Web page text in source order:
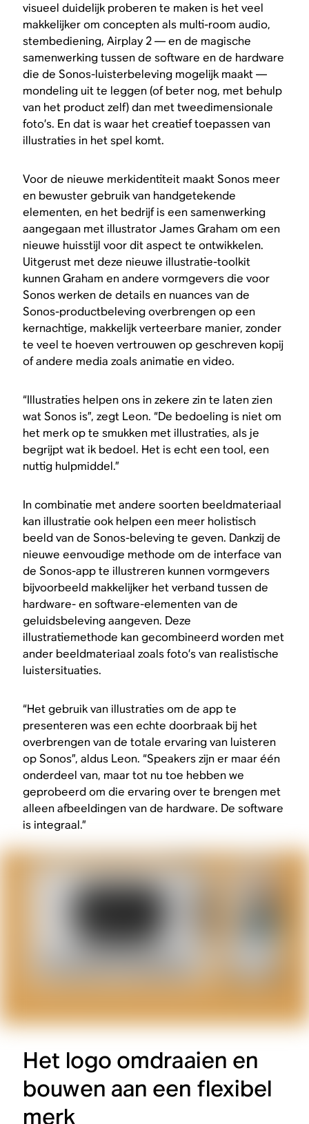
visueel duidelijk proberen te maken is het veel
makkelijker om concepten als multi-room audio,
stembediening, Airplay 2 — en de magische
samenwerking tussen de software en de hardware
die de Sonos-luisterbeleving mogelijk maakt —
mondeling uit te leggen (of beter nog, met behulp
van het product zelf) dan met tweedimensionale
foto’s. En dat is waar het creatief toepassen van
illustraties in het spel komt.
Voor de nieuwe merkidentiteit maakt Sonos meer
en bewuster gebruik van handgetekende
elementen, en het bedrijf is een samenwerking
aangegaan met illustrator James Graham om een
nieuwe huisstijl voor dit aspect te ontwikkelen.
Uitgerust met deze nieuwe illustratie-toolkit
kunnen Graham en andere vormgevers die voor
Sonos werken de details en nuances van de
Sonos-productbeleving overbrengen op een
kernachtige, makkelijk verteerbare manier, zonder
te veel te hoeven vertrouwen op geschreven kopij
of andere media zoals animatie en video.
“Illustraties helpen ons in zekere zin te laten zien
wat Sonos is”, zegt Leon. “De bedoeling is niet om
het merk op te smukken met illustraties, als je
begrijpt wat ik bedoel. Het is echt een tool, een
nuttig hulpmiddel.”
In combinatie met andere soorten beeldmateriaal
kan illustratie ook helpen een meer holistisch
beeld van de Sonos-beleving te geven. Dankzij de
nieuwe eenvoudige methode om de interface van
de Sonos-app te illustreren kunnen vormgevers
bijvoorbeeld makkelijker het verband tussen de
hardware- en software-elementen van de
geluidsbeleving aangeven. Deze
illustratiemethode kan gecombineerd worden met
ander beeldmateriaal zoals foto’s van realistische
luistersituaties.
“Het gebruik van illustraties om de app te
presenteren was een echte doorbraak bij het
overbrengen van de totale ervaring van luisteren
op Sonos”, aldus Leon. “Speakers zijn er maar één
onderdeel van, maar tot nu toe hebben we
geprobeerd om die ervaring over te brengen met
alleen afbeeldingen van de hardware. De software
is integraal.”
Het logo omdraaien en
bouwen aan een flexibel
merk